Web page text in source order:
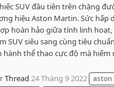
SUV đầu tiên trên chặng
hiệu Aston Martin. Sức hấp
hoàn hảo giữa tính linh
SUV siêu sang cùng tiêu
hành thể thao cực độ mà hiếm
Thread 24 Tháng 9 2022 aston